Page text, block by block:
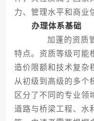
力、管理水平和商业
办理体系基础
加蓬的资质管
特点。资质等级可能
造价限额和技术复杂
从初级到高级的多个
区分了不同的专业领
道路与桥梁工程、水